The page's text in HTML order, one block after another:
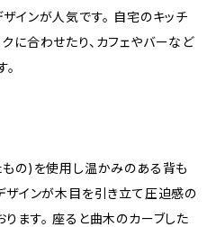
インが人気です。 自宅のキッチ
に合わせたり、カフェやバーなど
の)を使用し温かみのある背も
ザインが木目を引き立て圧迫感の
ます。 座ると曲木のカーブした